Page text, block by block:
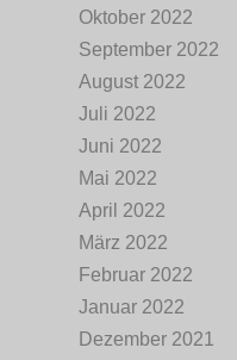
Oktober 2022
September 2022
August 2022
Juli 2022
Juni 2022
Mai 2022
April 2022
März 2022
Februar 2022
Januar 2022
Dezember 2021